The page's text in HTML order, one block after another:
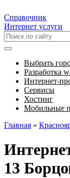
Справочник
Интернет услуги
Выбрать
Разработка
Интернет-
Сервисы
Хостинг
Мобильные
Главная »
13